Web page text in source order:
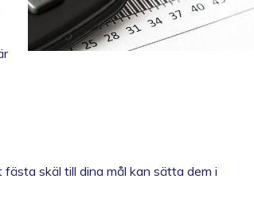
skäl till dina mål kan sätta dem i